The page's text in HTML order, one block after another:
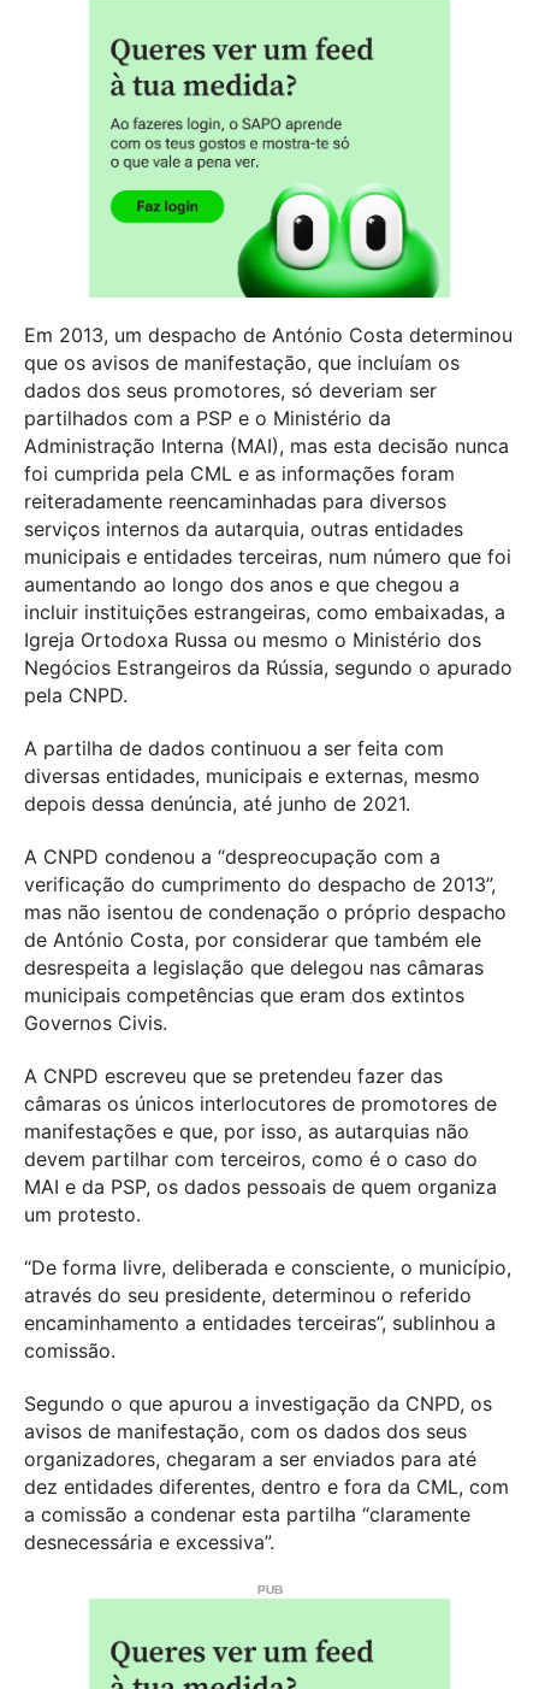
Em 2013, um despacho de António Costa determinou
que os avisos de manifestação, que incluíam os
dados dos seus promotores, só deveriam ser
partilhados com a PSP e o Ministério da
Administração Interna (MAI), mas esta decisão nunca
foi cumprida pela CML e as informações foram
reiteradamente reencaminhadas para diversos
serviços internos da autarquia, outras entidades
municipais e entidades terceiras, num número que foi
aumentando ao longo dos anos e que chegou a
incluir instituições estrangeiras, como embaixadas, a
Igreja Ortodoxa Russa ou mesmo o Ministério dos
Negócios Estrangeiros da Rússia, segundo o apurado
pela CNPD.
A partilha de dados continuou a ser feita com
diversas entidades, municipais e externas, mesmo
depois dessa denúncia, até junho de 2021.
A CNPD condenou a “despreocupação com a
verificação do cumprimento do despacho de 2013”,
mas não isentou de condenação o próprio despacho
de António Costa, por considerar que também ele
desrespeita a legislação que delegou nas câmaras
municipais competências que eram dos extintos
Governos Civis.
A CNPD escreveu que se pretendeu fazer das
câmaras os únicos interlocutores de promotores de
manifestações e que, por isso, as autarquias não
devem partilhar com terceiros, como é o caso do
MAI e da PSP, os dados pessoais de quem organiza
um protesto.
“De forma livre, deliberada e consciente, o município,
através do seu presidente, determinou o referido
encaminhamento a entidades terceiras”, sublinhou a
comissão.
Segundo o que apurou a investigação da CNPD, os
avisos de manifestação, com os dados dos seus
organizadores, chegaram a ser enviados para até
dez entidades diferentes, dentro e fora da CML, com
a comissão a condenar esta partilha “claramente
desnecessária e excessiva”.